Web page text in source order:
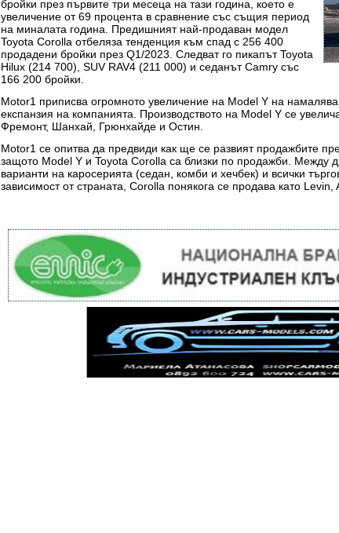
бройки през първите три месеца на тази година, което е
увеличение от 69 процента в сравнение със същия период
на миналата година. Предишният най-продаван модел
Toyota Corolla отбеляза тенденция към спад с 256 400
продадени бройки през Q1/2023. Следват го пикапът Toyota
Hilux (214 700), SUV RAV4 (211 000) и седанът Camry със
166 200 бройки.
Motor1 приписва огромното увеличение на Model Y на
експанзия на компанията. Производството на Model Y се
Фремонт, Шанхай, Грюнхайде и Остин.
Motor1 се опитва да предвиди как ще се развият продажбите
защото Model Y и Toyota Corolla са близки по продажби. Между
варианти на каросерията (седан, комби и хечбек) и всички
зависимост от страната, Corolla понякога се продава като Levin,